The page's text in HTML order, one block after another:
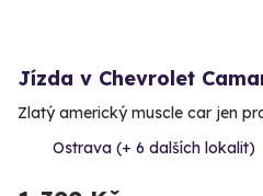
Jízda v Chevrolet
Zlatý americký muscle car jen
Ostrava (+ 6 dalších lokalit)